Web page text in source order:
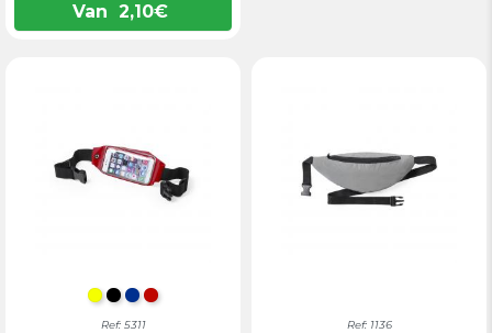
Van 2,10€
FLUO GEEL
ZWART
BLAUW
ROOD
Ref: 5311 Ref: 1136